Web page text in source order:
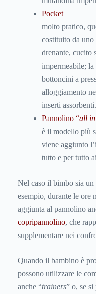
Pocket
molto pratico,
costituito da
drenante, cucito
impermeabile;
bottoncini a
alloggiamento
inserti assorbenti.
Pannolino “all
è il modello più
viene aggiunto
tutto e per tutto
Nel caso il bimbo sia
esempio, durante le ore
aggiunta al pannolino
copripannolino, che
supplementare nei
Quando il bambino è
possono utilizzare le
anche “trainers” o, se